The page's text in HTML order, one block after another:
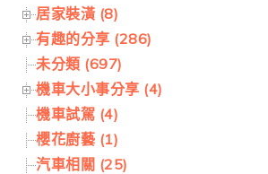
居家裝潢 (8)
有趣的分享 (286)
未分類 (697)
機車大小事分享 (4)
機車試駕 (4)
櫻花廚藝 (1)
汽車相關 (25)